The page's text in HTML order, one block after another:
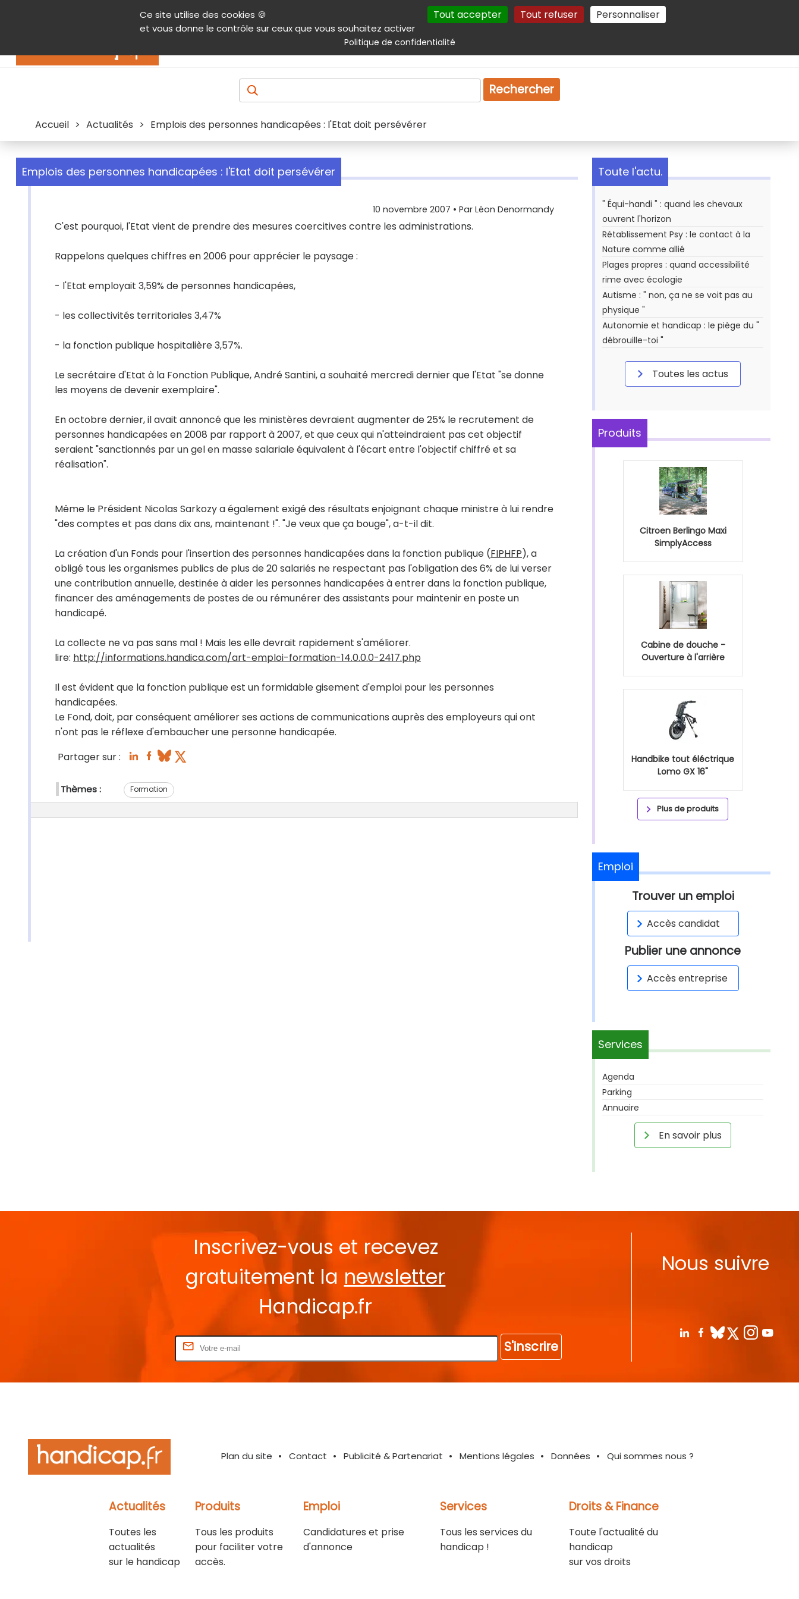
Ce site utilise des cookies 🍪
et vous donne le contrôle sur ceux que vous souhaitez activer
Tout accepter Tout refuser Personnaliser
Politique de confidentialité
Contenu Aide et accessibilité Menu principal Autres services Plan du site Gestion des cookies
Produits & services Emploi Droit
Rechercher
Accueil > Actualités > Emplois des personnes handicapées : l'Etat doit persévérer
Emplois des personnes handicapées : l'Etat doit persévérer
10 novembre 2007 • Par Léon Denormandy
C'est pourquoi, l'Etat vient de prendre des mesures coercitives contre les administrations.
Rappelons quelques chiffres en 2006 pour apprécier le paysage :
- l'Etat employait 3,59% de personnes handicapées,
- les collectivités territoriales 3,47%
- la fonction publique hospitalière 3,57%.
Le secrétaire d'Etat à la Fonction Publique, André Santini, a souhaité mercredi dernier que l'Etat "se donne
les moyens de devenir exemplaire".
En octobre dernier, il avait annoncé que les ministères devraient augmenter de 25% le recrutement de
personnes handicapées en 2008 par rapport à 2007, et que ceux qui n'atteindraient pas cet objectif
seraient "sanctionnés par un gel en masse salariale équivalent à l'écart entre l'objectif chiffré et sa
réalisation".
Même le Président Nicolas Sarkozy a également exigé des résultats enjoignant chaque ministre à lui rendre
"des comptes et pas dans dix ans, maintenant !". "Je veux que ça bouge", a-t-il dit.
La création d'un Fonds pour l'insertion des personnes handicapées dans la fonction publique (FIPHFP), a
obligé tous les organismes publics de plus de 20 salariés ne respectant pas l'obligation des 6% de lui verser
une contribution annuelle, destinée à aider les personnes handicapées à entrer dans la fonction publique,
financer des aménagements de postes de ou rémunérer des assistants pour maintenir en poste un
handicapé.
La collecte ne va pas sans mal ! Mais les elle devrait rapidement s'améliorer.
lire: http://informations.handica.com/art-emploi-formation-14.0.0.0-2417.php
Il est évident que la fonction publique est un formidable gisement d'emploi pour les personnes
handicapées.
Le Fond, doit, par conséquent améliorer ses actions de communications auprès des employeurs qui ont
n'ont pas le réflexe d'embaucher une personne handicapée.
Partager sur :
Thèmes : Formation
Toute l'actu.
" Équi-handi " : quand les chevaux
ouvrent l'horizon
Rétablissement Psy : le contact à la
Nature comme allié
Plages propres : quand accessibilité
rime avec écologie
Autisme : " non, ça ne se voit pas au
physique "
Autonomie et handicap : le piège du "
débrouille-toi "
Toutes les actus
Produits
Citroen Berlingo Maxi
SimplyAccess
Cabine de douche -
Ouverture à l'arrière
Handbike tout éléctrique
Lomo GX 16"
Plus de produits
Emploi
Trouver un emploi
Accès candidat
Publier une annonce
Accès entreprise
Services
Agenda
Parking
Annuaire
En savoir plus
Inscrivez-vous et recevez
gratuitement la newsletter
Handicap.fr
S'inscrire
Nous suivre
Plan du site Contact Publicité & Partenariat Mentions légales Données Qui sommes nous ?
Actualités
Toutes les
actualités
sur le handicap
Produits
Tous les produits
pour faciliter votre
accès.
Emploi
Candidatures et prise
d'annonce
Services
Tous les services du
handicap !
Droits & Finance
Toute l'actualité du
handicap
sur vos droits